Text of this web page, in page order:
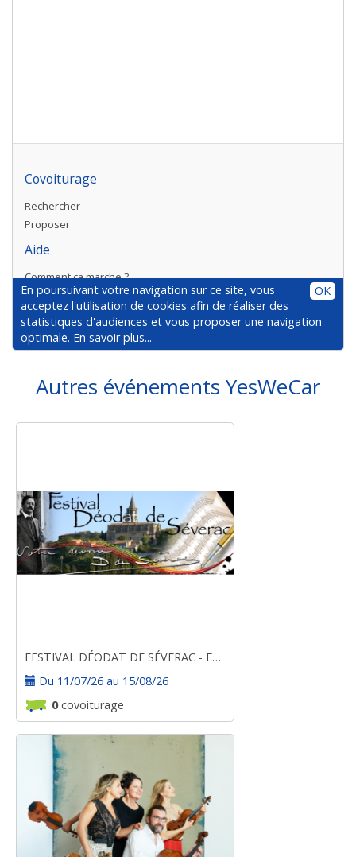
Autres événements YesWeCar
FESTIVAL DÉODAT DE SÉVERAC - ESTIVALES 2026
Du 11/07/26 au 15/08/26
0covoiturage